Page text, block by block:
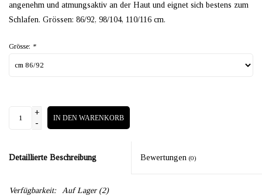
angenehm und atmungsaktiv an der Haut und eignet sich bestens zum
Schlafen. Grössen: 86/92, 98/104, 110/116 cm.
Grösse: *
+
-
IN DEN WARENKORB
Detaillierte Beschreibung Bewertungen (0)
Verfügbarkeit: Auf Lager(2)